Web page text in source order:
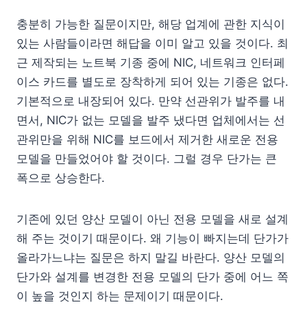
충분히 가능한 질문이지만, 해당 업계에 관한 지식이
있는 사람들이라면 해답을 이미 알고 있을 것이다. 최
근 제작되는 노트북 기종 중에 NIC, 네트워크 인터페
이스 카드를 별도로 장착하게 되어 있는 기종은 없다.
기본적으로 내장되어 있다. 만약 선관위가 발주를 내
면서, NIC가 없는 모델을 발주 냈다면 업체에서는 선
관위만을 위해 NIC를 보드에서 제거한 새로운 전용
모델을 만들었어야 할 것이다. 그럴 경우 단가는 큰
폭으로 상승한다.
기존에 있던 양산 모델이 아닌 전용 모델을 새로 설계
해 주는 것이기 때문이다. 왜 기능이 빠지는데 단가가
올라가느냐는 질문은 하지 말길 바란다. 양산 모델의
단가와 설계를 변경한 전용 모델의 단가 중에 어느 쪽
이 높을 것인지 하는 문제이기 때문이다.